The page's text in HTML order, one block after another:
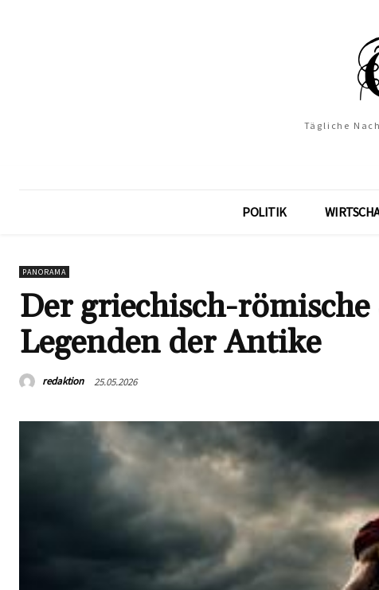
Tägliche
POLITIK
PANORAMA
Der griechisch-
Legenden der Antike
redaktion 25.05.2026